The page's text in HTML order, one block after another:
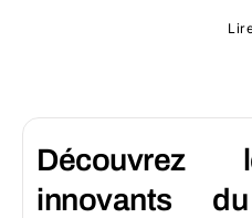
Découvrez
innovants